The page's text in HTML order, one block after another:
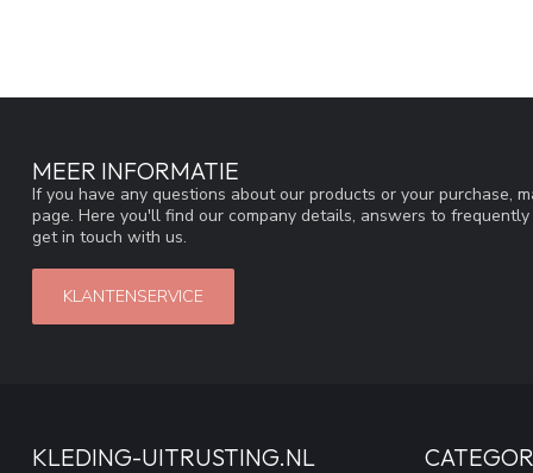
MEER INFORMATIE
If you have any questions about our products or your purchase,
page. Here you'll find our company details, answers to
get in touch with us.
KLANTENSERVICE
KLEDING-UITRUSTING.NL